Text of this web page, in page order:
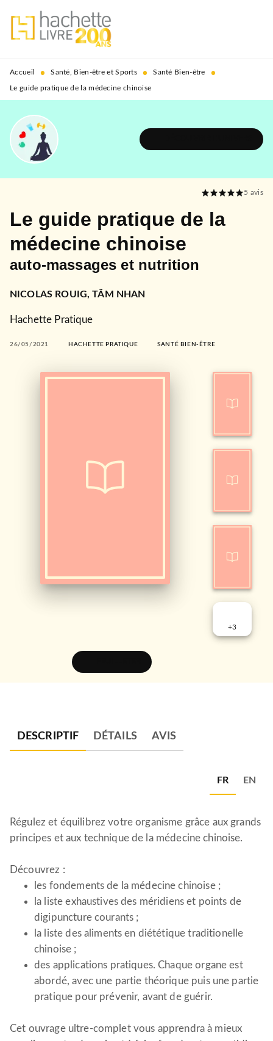
MENU RECHERCHE
PIED DE PAGE
Accueil • Santé, Bien-être et Sports • Santé Bien-être •
Le guide pratique de la médecine chinoise
5 avis
Le guide pratique de la
médecine chinoise
auto-massages et nutrition
NICOLAS ROUIG,TÂM NHAN
Hachette Pratique
26/05/2021 HACHETTE PRATIQUE SANTÉ BIEN-ÊTRE
+3
DESCRIPTIF DÉTAILS AVIS
FR EN
Régulez et équilibrez votre organisme grâce aux grands
principes et aux technique de la médecine chinoise.
Découvrez :
les fondements de la médecine chinoise ;
la liste exhaustives des méridiens et points de
digipuncture courants ;
la liste des aliments en diététique traditionelle
chinoise ;
des applications pratiques. Chaque organe est
abordé, avec une partie théorique puis une partie
pratique pour prévenir, avant de guérir.
Cet ouvrage ultre-complet vous apprendra à mieux